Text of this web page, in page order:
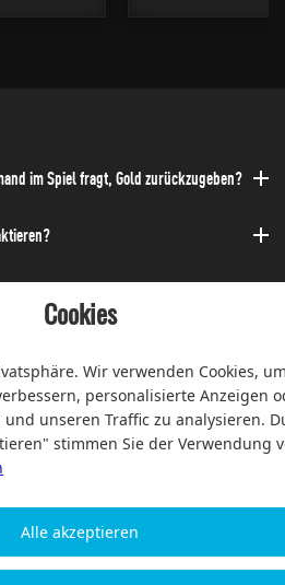
im Spiel fragt, Gold zurückzugeben?
Cookies
Wir verwenden Cookies,
personalisierte Anzeigen
unseren Traffic zu analysieren.
stimmen Sie der Verwendung
Alle akzeptieren
Sale Garantie Service seit 2004